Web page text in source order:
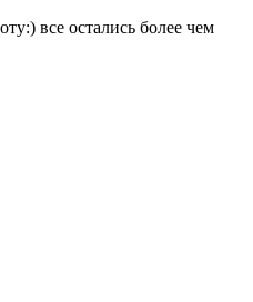
все остались более чем